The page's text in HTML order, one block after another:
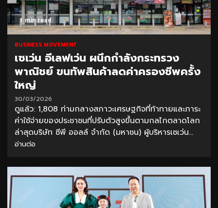
1 min read
BUSINESS MOVEMENT
เซเว่น อีเลฟเว่น ผนึกกำลังกระทรวง
พาณิชย์ ขนทัพสินค้าลดค่าครองชีพครั้ง
ใหญ่
30/03/2026
ดูแล้ว: 1,808 ท่ามกลางสภาวะเศรษฐกิจที่ท้าทายและภาระ
ค่าใช้จ่ายของประชาชนที่ปรับตัวสูงขึ้นตามกลไกตลาดโลก
ล่าสุดบริษัท ซีพี ออลล์ จำกัด (มหาชน) ผู้บริหารเซเว่น...
อ่านต่อ